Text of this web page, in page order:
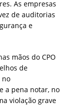
As empresas
de auditorias
e
mãos do CPO
de
no
a pena notar, no
violação grave